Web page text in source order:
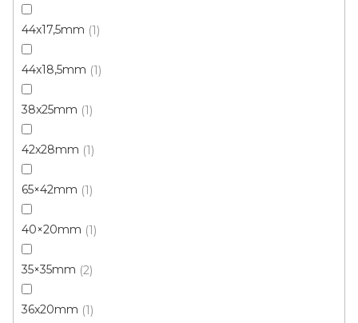
44x17,5mm 1
44x18,5mm 1
38x25mm 1
42x28mm 1
65×42mm 1
40×20mm 1
35×35mm 2
36x20mm 1
Parketová obvodová lišta dub I. - plochá 35x6mm